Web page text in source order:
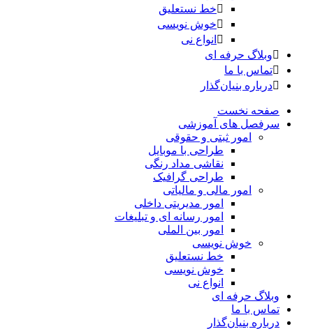
خط نستعلیق
خوش نویسی
انواع نی
وبلاگ حرفه ای
تماس با ما
درباره بنیان‌گذار
صفحه نخست
سرفصل های آموزشی
امور ثبتی و حقوقی
طراحی با موبایل
نقاشی مداد رنگی
طراحی گرافیک
امور مالی و مالیاتی
امور مدیریتی داخلی
امور رسانه ای و تبلیغات
امور بین الملی
خوش نویسی
خط نستعلیق
خوش نویسی
انواع نی
وبلاگ حرفه ای
تماس با ما
درباره بنیان‌گذار